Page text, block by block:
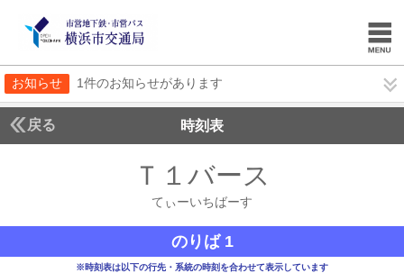
お知らせ 1件のお知らせがあります
戻る 時刻表
Ｔ１バース
てぃーいちばーす
のりば 1
※時刻表は以下の行先・系統の時刻を合わせて表示しています